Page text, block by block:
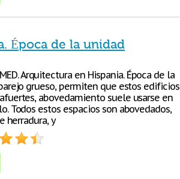
Época de la unidad
Arquitectura en Hispania. Época de la
grueso, permiten que estos edificios
abovedamiento suele usarse en
Todos estos espacios son abovedados,
herradura, y